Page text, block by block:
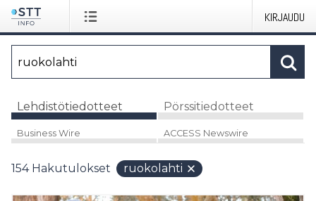
KIRJAUDU
Lehdistötiedotteet Pörssitiedotteet
Business Wire ACCESS Newswire
154 Hakutulokset ruokolahti